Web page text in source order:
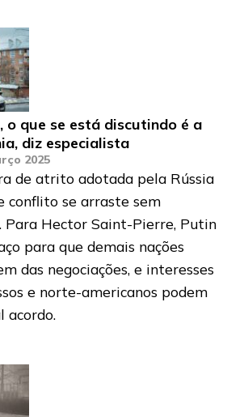
o que se está discutindo é a
diz especialista
2025
de atrito adotada pela Rússia
conflito se arraste sem
Para Hector Saint-Pierre, Putin
para que demais nações
das negociações, e interesses
e norte-americanos podem
acordo.